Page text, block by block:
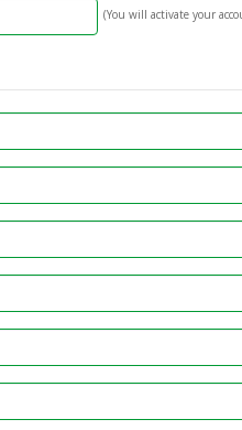
(You will activate your